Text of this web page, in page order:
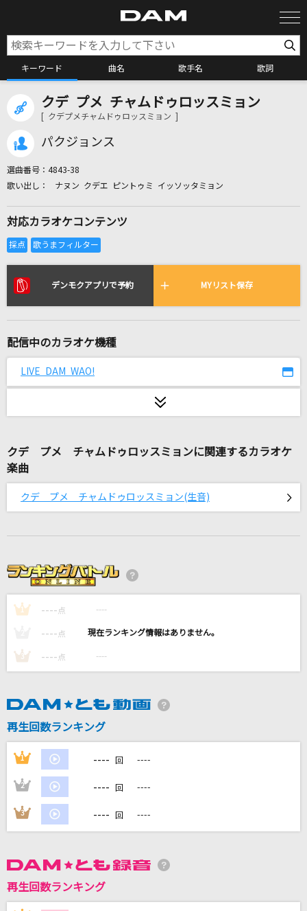
キーワード 曲名 歌手名 歌詞
カラオケ検索
リアルタイムで歌われている曲の一覧
DAN DAN 心魅かれてく
Get Wild
不言論
This game
Ex-Otogibanashi
スターマイン
世界でいちばん熱い夏
もっと見る
DAMの新曲・ランキングなど
カラオケ最新情報をチェック！
クデ プメ チャムドゥロッスミョン
[ クデプメチャムドゥロッスミョン ]
パクジョンス
選曲番号： 4843-38
ナヌン クデエ ピントゥミ イッソッタミョン
対応カラオケコンテンツ
デンモクアプリで予約 MYリスト保存
配信中のカラオケ機種
LIVE DAM WAO!
クデ プメ チャムドゥロッスミョンに関連するカラオケ
楽曲
クデ プメ チャムドゥロッスミョン(生音)
1 ---- 点 ----
---- 点 ----
3 ---- 点 ----
再生回数ランキング
1 ---- 回 ----
2 ---- 回 ----
3 ---- 回 ----
再生回数ランキング